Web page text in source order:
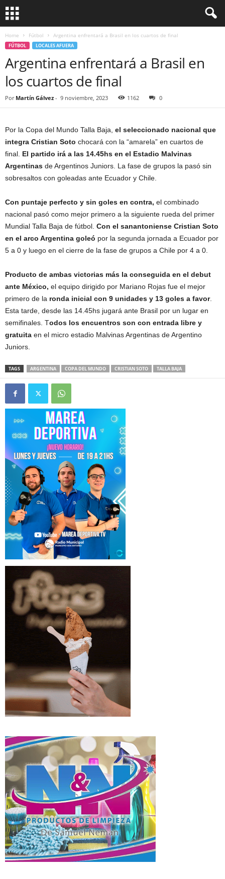
Home Fútbol Argentina enfrentará a Brasil en los cuartos de final
FÚTBOL LOCALES AFUERA
Argentina enfrentará a Brasil en
los cuartos de final
Por Martín Gálvez - 9 noviembre, 2023 1162 0
Por la Copa del Mundo Talla Baja, el seleccionado nacional que
integra Cristian Soto chocará con la “amarela” en cuartos de
final. El partido irá a las 14.45hs en el Estadio Malvinas
Argentinas de Argentinos Juniors. La fase de grupos la pasó sin
sobresaltos con goleadas ante Ecuador y Chile.
Con puntaje perfecto y sin goles en contra, el combinado
nacional pasó como mejor primero a la siguiente rueda del primer
Mundial Talla Baja de fútbol. Con el sanantoniense Cristian Soto
en el arco Argentina goleó por la segunda jornada a Ecuador por
5 a 0 y luego en el cierre de la fase de grupos a Chile por 4 a 0.
Producto de ambas victorias más la conseguida en el debut
ante México, el equipo dirigido por Mariano Rojas fue el mejor
primero de la ronda inicial con 9 unidades y 13 goles a favor.
Esta tarde, desde las 14.45hs jugará ante Brasil por un lugar en
semifinales. Todos los encuentros son con entrada libre y
gratuita en el micro estadio Malvinas Argentinas de Argentino
Juniors.
TAGS ARGENTINA COPA DEL MUNDO CRISTIAN SOTO TALLA BAJA